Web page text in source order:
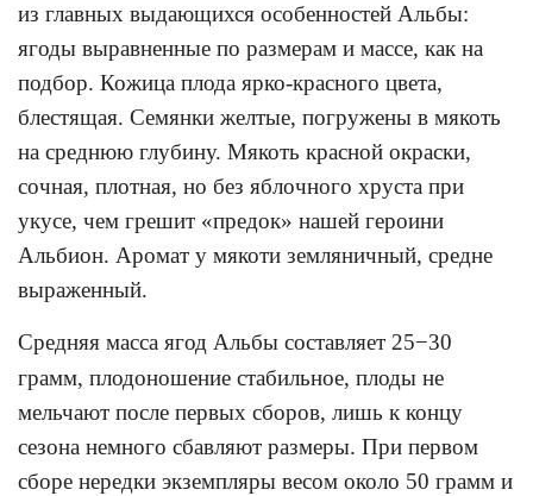
из главных выдающихся особенностей Альбы:
ягоды выравненные по размерам и массе, как на
подбор. Кожица плода ярко-красного цвета,
блестящая. Семянки желтые, погружены в мякоть
на среднюю глубину. Мякоть красной окраски,
сочная, плотная, но без яблочного хруста при
укусе, чем грешит «предок» нашей героини
Альбион. Аромат у мякоти земляничный, средне
выраженный.
Средняя масса ягод Альбы составляет 25−30
грамм, плодоношение стабильное, плоды не
мельчают после первых сборов, лишь к концу
сезона немного сбавляют размеры. При первом
сборе нередки экземпляры весом около 50 грамм и